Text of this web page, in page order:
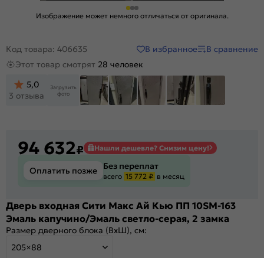
Изображение может немного отличаться от оригинала.
Код товара: 406635 В избранное
В сравнение
Этот товар смотрят 28 человек
5,0
3 отзыва
Загрузить
фото
94 632₽ Нашли дешевле? Снизим цену!
Оплатить позже Без переплат
всего 15 772 ₽ в месяц
Дверь входная Сити Макс Ай Кью ПП 10SM-163
Эмаль капучино/Эмаль светло-серая, 2 замка
Размер дверного блока (ВхШ), см:
205×88